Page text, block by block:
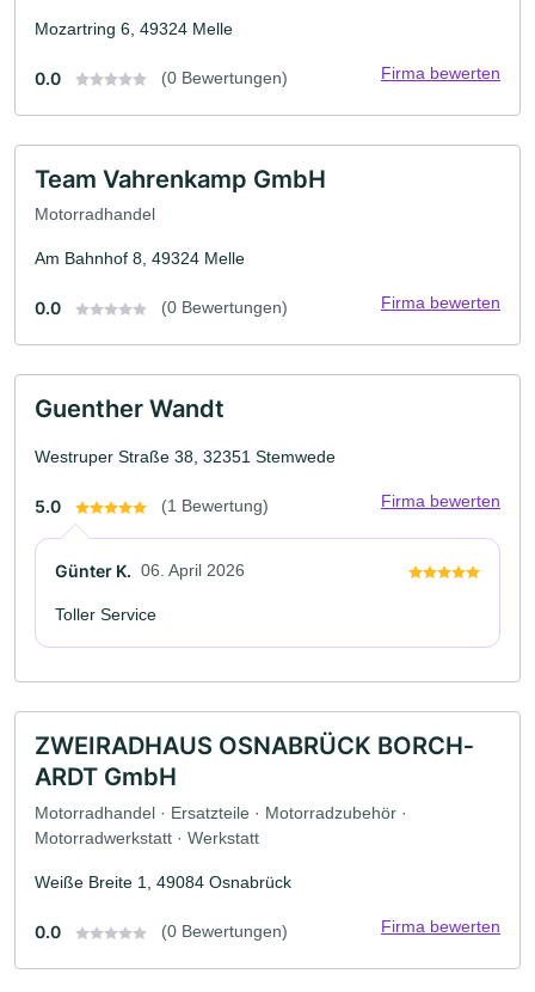
Mozartring 6, 49324 Melle
0.0 (0 Bewertungen) Firma bewerten
Team Vahrenkamp GmbH
Motorradhandel
Am Bahnhof 8, 49324 Melle
0.0 (0 Bewertungen) Firma bewerten
Guenther Wandt
Westruper Straße 38, 32351 Stemwede
5.0 (1 Bewertung) Firma bewerten
Günter K. 06. April 2026
Toller Service
ZWEIRADHAUS ­OSNABRÜCK BORCH­
ARDT GmbH
Motorradhandel · Ersatzteile · Motorradzubehör ·
Motorradwerkstatt · Werkstatt
Weiße Breite 1, 49084 Osnabrück
0.0 (0 Bewertungen) Firma bewerten